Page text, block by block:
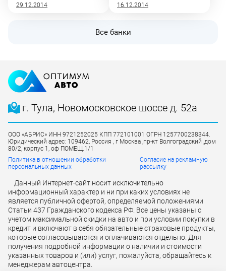
29.12.2014
16.12.2014
Все банки
г. Тула, Новомосковское шоссе д. 52а
ООО «АБРИС» ИНН 9721252025 КПП 772101001 ОГРН 1257700238344.
Юридический адрес: 109462, Россия , г Москва ,пр-кт Волгоградский ,дом
80/2, корпус 1, оф ПОМЕЩ.1/1
Политика в отношении обработки
персональных данных
Согласие на рекламную
рассылку
Данный Интернет-сайт носит исключительно
информационный характер и ни при каких условиях не
является публичной офертой, определяемой положениями
Статьи 437 Гражданского кодекса РФ. Все цены указаны с
учетом максимальной скидки на авто и при условии покупки в
кредит и включают в себя обязательные страховые продукты,
которые согласовываются и оплачиваются отдельно. Для
получения подробной информации о наличии и стоимости
указанных товаров и (или) услуг, пожалуйста, обращайтесь к
менеджерам автоцентра.